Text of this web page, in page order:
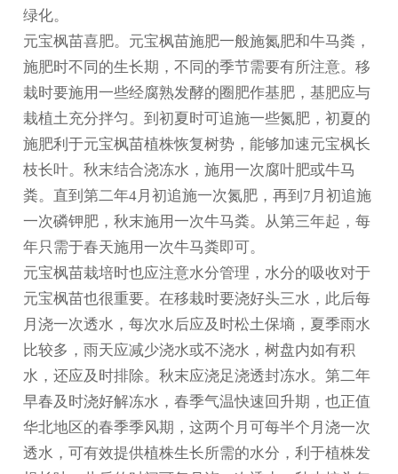
绿化。
元宝枫苗喜肥。元宝枫苗施肥一般施氮肥和牛马粪，
施肥时不同的生长期，不同的季节需要有所注意。移
栽时要施用一些经腐熟发酵的圈肥作基肥，基肥应与
栽植土充分拌匀。到初夏时可追施一些氮肥，初夏的
施肥利于元宝枫苗植株恢复树势，能够加速元宝枫长
枝长叶。秋末结合浇冻水，施用一次腐叶肥或牛马
粪。直到第二年4月初追施一次氮肥，再到7月初追施
一次磷钾肥，秋末施用一次牛马粪。从第三年起，每
年只需于春天施用一次牛马粪即可。
元宝枫苗栽培时也应注意水分管理，水分的吸收对于
元宝枫苗也很重要。在移栽时要浇好头三水，此后每
月浇一次透水，每次水后应及时松土保墒，夏季雨水
比较多，雨天应减少浇水或不浇水，树盘内如有积
水，还应及时排除。秋末应浇足浇透封冻水。第二年
早春及时浇好解冻水，春季气温快速回升期，也正值
华北地区的春季季风期，这两个月可每半个月浇一次
透水，可有效提供植株生长所需的水分，利于植株发